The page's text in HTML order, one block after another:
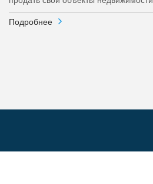
Подробнее